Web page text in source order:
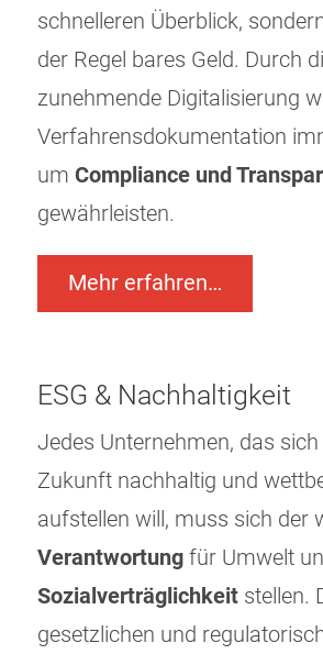
schnelleren Überblick,
der Regel bares Geld. Durch
zunehmende Digitalisierung
Verfahrensdokumentation
um Compliance und
gewährleisten.
Mehr erfahren…
ESG & Nachhaltigkeit
Jedes Unternehmen, das
Zukunft nachhaltig und
aufstellen will, muss sich der
Verantwortung für Umwelt
Sozialverträglichkeit stellen.
gesetzlichen und